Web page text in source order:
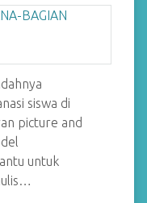
siswa di
picture and
untuk